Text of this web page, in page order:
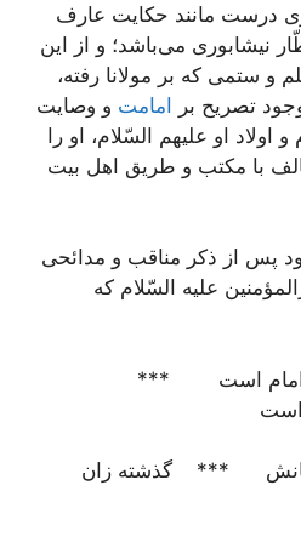
درست مانند حکایت عارف
نیشابوری می‌باشد؛ و از این
ستمی که بر مولانا رفته،
تصریح بر امامت و وصایت
اولاد او علیهم السّلام، او را
با مکتب و طریق اهل بیت
پس از ذکر مناقب و مدائحی
علیه السّلام که
امام است ***
است
*** گذشته زان